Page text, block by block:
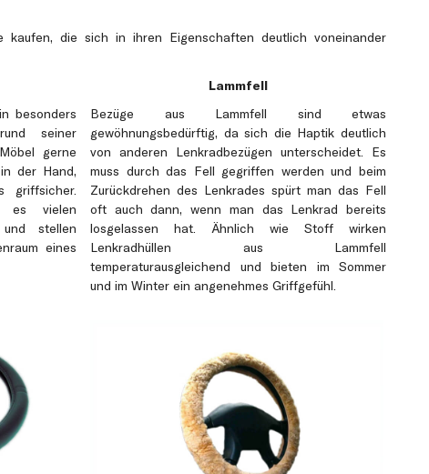
die sich in ihren Eigenschaften deutlich voneinander
besonders
seiner
gerne
der Hand,
griffsicher.
es vielen
und stellen
eines
Lammfell
Bezüge aus Lammfell sind etwas
gewöhnungsbedürftig, da sich die Haptik deutlich
von anderen Lenkradbezügen unterscheidet. Es
muss durch das Fell gegriffen werden und beim
Zurückdrehen des Lenkrades spürt man das Fell
oft auch dann, wenn man das Lenkrad bereits
losgelassen hat. Ähnlich wie Stoff wirken
Lenkradhüllen aus Lammfell
temperaturausgleichend und bieten im Sommer
und im Winter ein angenehmes Griffgefühl.